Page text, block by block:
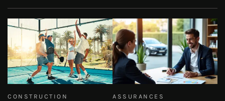
CONSTRUCTION ASSURANCES